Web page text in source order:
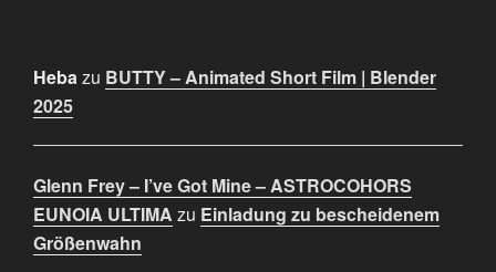
Hebazu BUTTY – Animated Short Film | Blender
2025
Glenn Frey – I’ve Got Mine – ASTROCOHORS
EUNOIA ULTIMA zu Einladung zu bescheidenem
Größenwahn